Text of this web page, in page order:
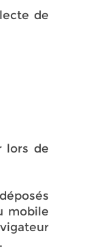
de
lors de
mobile